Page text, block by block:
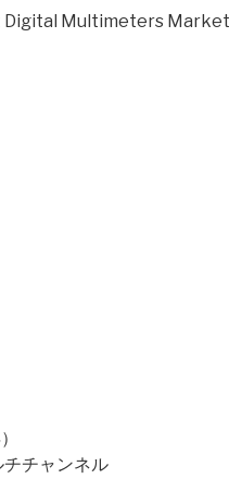
Digital Multimeters Market
チャンネル